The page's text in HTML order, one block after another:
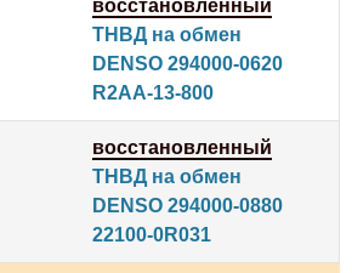
восстановленный
ТНВД на обмен
DENSO 294000-0620
R2AA-13-800
восстановленный
ТНВД на обмен
DENSO 294000-0880
22100-0R031